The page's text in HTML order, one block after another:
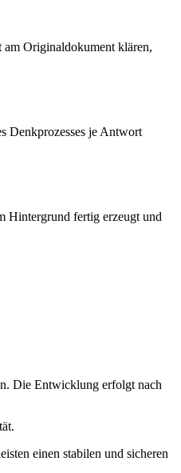
am Originaldokument klären,
Denkprozesses je Antwort
Hintergrund fertig erzeugt und
Die Entwicklung erfolgt nach
einen stabilen und sicheren